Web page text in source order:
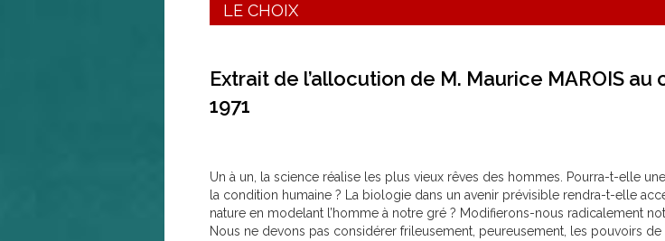
LE CHOIX
Extrait de l’allocution de M. Maurice MAROIS
1971
Un à un, la science réalise les plus vieux rêves des hommes. Pourra-t-elle
la condition humaine ? La biologie dans un avenir prévisible rendra-t-elle
nature en modelant l’homme à notre gré ? Modifierons-nous radicalement
Nous ne devons pas considérer frileusement, peureusement, les pouvoirs